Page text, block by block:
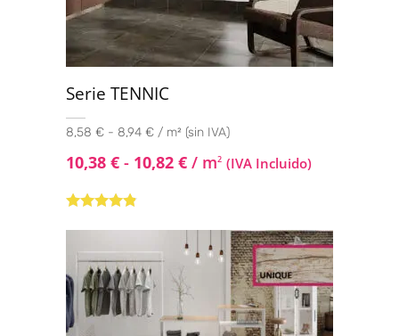
Serie TENNIC
8,58 € - 8,94 € / m² (sin IVA)
10,38 € - 10,82 € / m2 (IVA Incluido)
con4.67de